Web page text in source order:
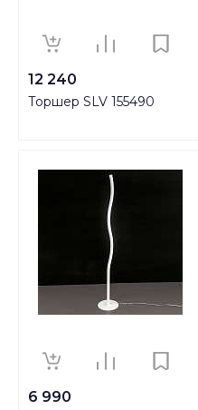
12 240
Торшер SLV 155490
6 990